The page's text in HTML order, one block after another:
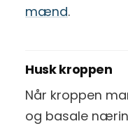
mænd.
Husk kroppen
Når kroppen
og basale